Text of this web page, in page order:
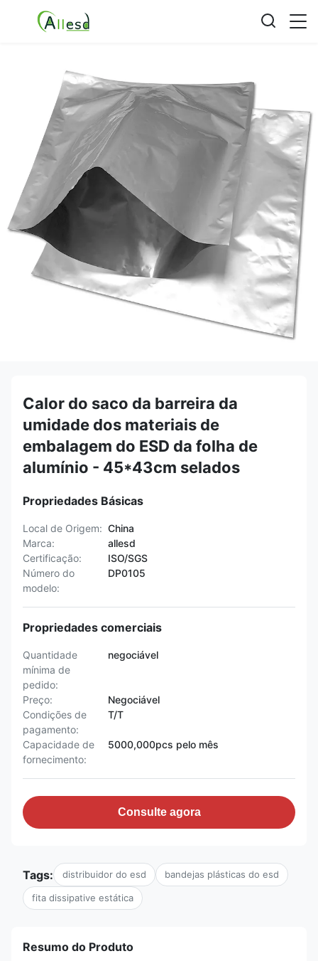
Calor do saco da barreira da
umidade dos materiais de
embalagem do ESD da folha de
alumínio - 45*43cm selados
Propriedades Básicas
Local de Origem: China
Marca:
allesd
Certificação:
ISO/SGS
Número do
modelo:
DP0105
Propriedades comerciais
Quantidade
mínima de
pedido:
negociável
Preço:
Negociável
Condições de
pagamento:
T/T
Capacidade de
fornecimento:
5000,000pcs pelo mês
Consulte agora
Tags: distribuidor do esd bandejas plásticas do esd
fita dissipative estática
Resumo do Produto